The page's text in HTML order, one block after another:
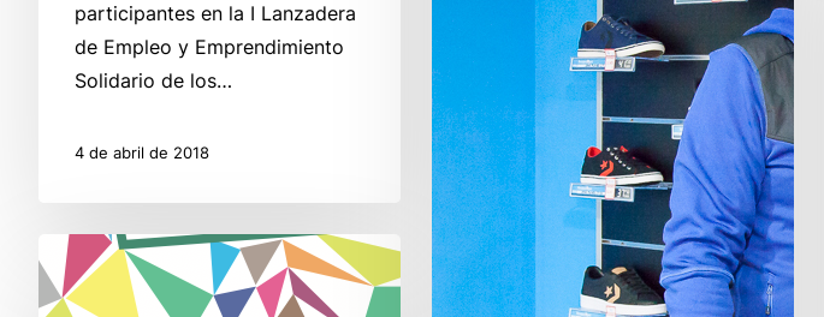
participantes en la I Lanzadera
de Empleo y Emprendimiento
Solidario de los…
4 de abril de 2018
Sesión
Informativa